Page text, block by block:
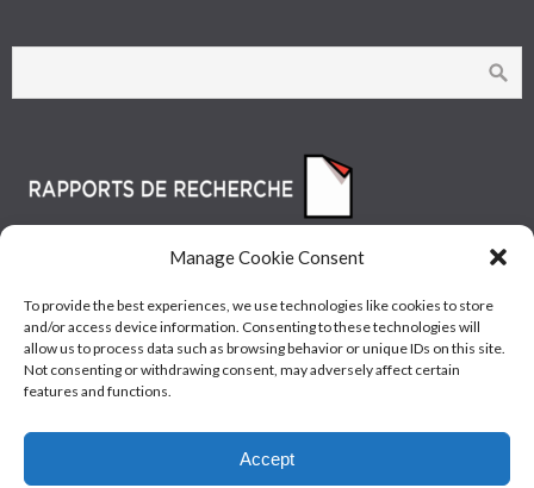
Manage Cookie Consent
To provide the best experiences, we use technologies like cookies to store
and/or access device information. Consenting to these technologies will
allow us to process data such as browsing behavior or unique IDs on this site.
Not consenting or withdrawing consent, may adversely affect certain
features and functions.
Accept
© Les Industries McAsphalt Ltée® 2015 • ISO